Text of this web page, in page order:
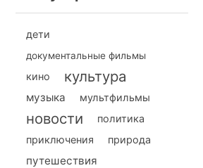
дети
документальные фильмы
кино культура
музыка мультфильмы
новости
политика
приключения
природа
путешествия